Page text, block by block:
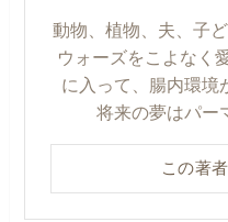
動物、植物、夫、子
ウォーズをこよなく
に入って、腸内環境
将来の夢はパー
この著